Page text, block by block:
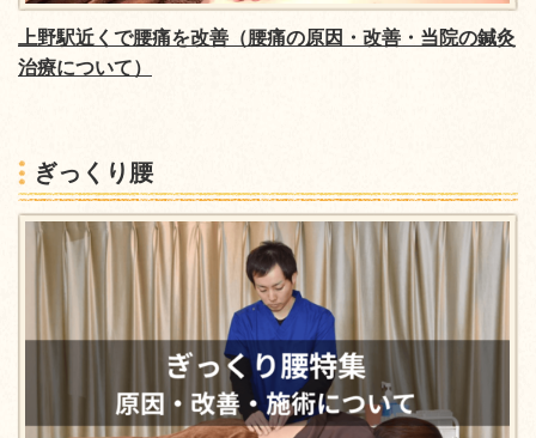
上野駅近くで腰痛を改善 （腰痛の原因・改善・当院の鍼灸
治療について）
ぎっくり腰